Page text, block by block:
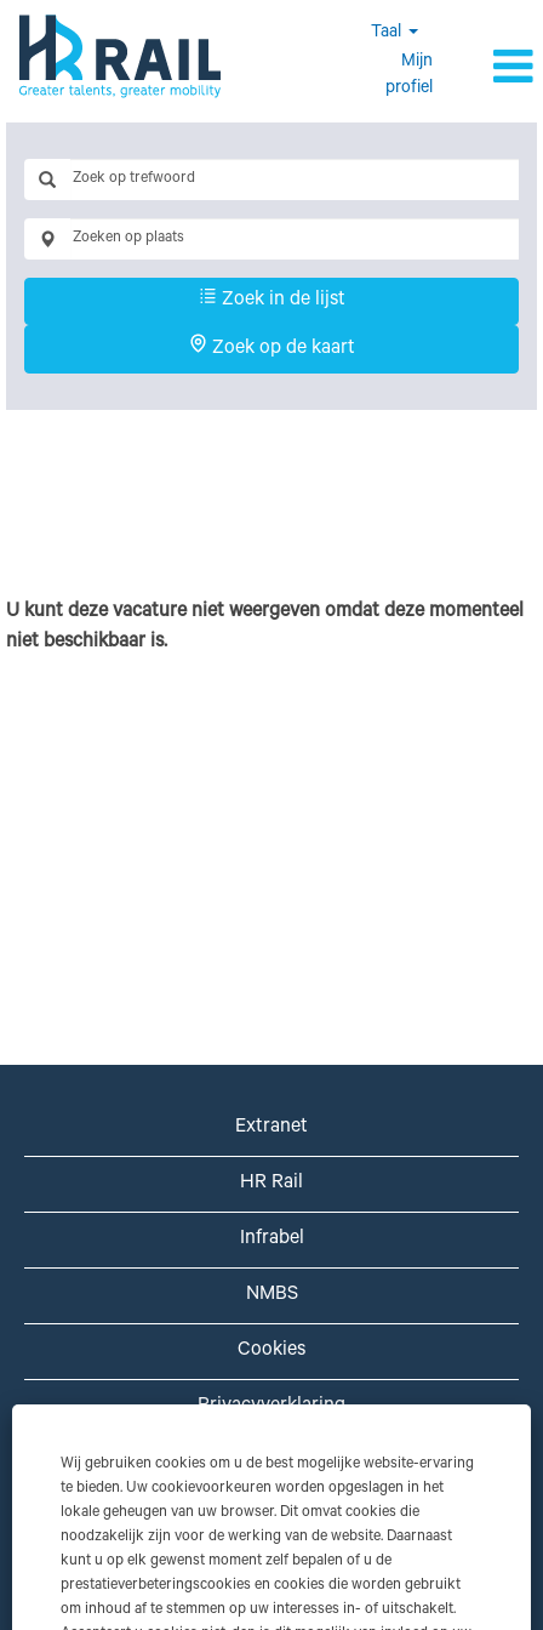
Wij gebruiken cookies om u de best mogelijke website-ervaring
te bieden. Uw cookievoorkeuren worden opgeslagen in het
lokale geheugen van uw browser. Dit omvat cookies die
noodzakelijk zijn voor de werking van de website. Daarnaast
kunt u op elk gewenst moment zelf bepalen of u de
prestatieverbeteringscookies en cookies die worden gebruikt
om inhoud af te stemmen op uw interesses in- of uitschakelt.
Taal
Mijn
profiel
Zoek in de lijst
Zoek op de kaart
U kunt deze vacature niet weergeven omdat deze momenteel
niet beschikbaar is.
Extranet
HR Rail
Infrabel
NMBS
Cookies
Privacyverklaring
Disclaimer
Diversiteitscharter
LinkedIn HR Rail